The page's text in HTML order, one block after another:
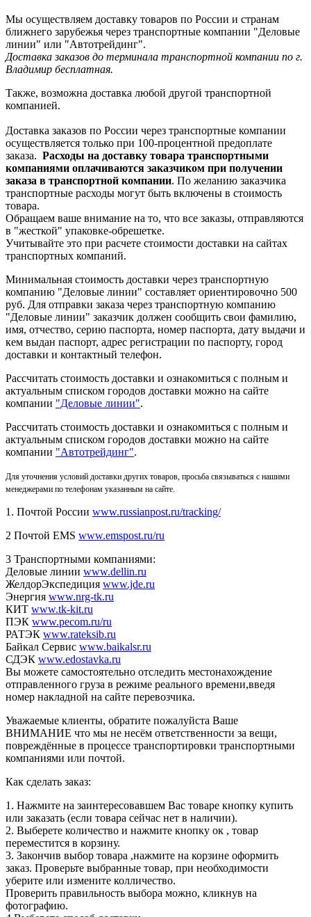
Мы осуществляем доставку товаров по России и странам
ближнего зарубежья через транспортные компании "Деловые
линии" или "Автотрейдинг".
Доставка заказов до терминала транспортной компании по г.
Владимир бесплатная.
Также, возможна доставка любой другой транспортной
компанией.
Доставка заказов по России через транспортные компании
осуществляется только при 100-процентной предоплате
заказа. Расходы на доставку товара транспортными
компаниями оплачиваются заказчиком при получении
заказа в транспортной компании. По желанию заказчика
транспортные расходы могут быть включены в стоимость
товара.
Обращаем ваше внимание на то, что все заказы, отправляются
в "жесткой" упаковке-обрешетке.
Учитывайте это при расчете стоимости доставки на сайтах
транспортных компаний.
Минимальная стоимость доставки через транспортную
компанию "Деловые линии" составляет ориентировочно 500
руб. Для отправки заказа через транспортную компанию
"Деловые линии" заказчик должен сообщить свои фамилию,
имя, отчество, серию паспорта, номер паспорта, дату выдачи и
кем выдан паспорт, адрес регистрации по паспорту, город
доставки и контактный телефон.
Рассчитать стоимость доставки и ознакомиться с полным и
актуальным списком городов доставки можно на сайте
компании "Деловые линии".
Рассчитать стоимость доставки и ознакомиться с полным и
актуальным списком городов доставки можно на сайте
компании "Автотрейдинг".
Для уточнения условий доставки других товаров, просьба связываться с нашими
менеджерами по телефонам указанным на сайте.
1. Почтой России www.russianpost.ru/tracking/
2 Почтой EMS www.emspost.ru/ru
3 Транспортными компаниями:
Деловые линии www.dellin.ru
ЖелдорЭкспедиция www.jde.ru
Энергия www.nrg-tk.ru
КИТ www.tk-kit.ru
ПЭК www.pecom.ru/ru
РАТЭК www.rateksib.ru
Байкал Сервис www.baikalsr.ru
СДЭК www.edostavka.ru
Вы можете самостоятельно отследить местонахождение
отправленного груза в режиме реального времени,введя
номер накладной на сайте перевозчика.
Уважаемые клиенты, обратите пожалуйста Ваше
ВНИМАНИЕ что мы не несём ответственности за вещи,
повреждённые в процессе транспортировки транспортными
компаниями или почтой.
Как сделать заказ:
1. Нажмите на заинтересовавшем Вас товаре кнопку купить
или заказать (если товара сейчас нет в наличии).
2. Выберете количество и нажмите кнопку ок , товар
переместится в корзину.
3. Закончив выбор товара ,нажмите на корзине оформить
заказ. Проверьте выбранные товар, при необходимости
уберите или измените колличество.
Проверить правильность выбора можно, кликнув на
фотографию.